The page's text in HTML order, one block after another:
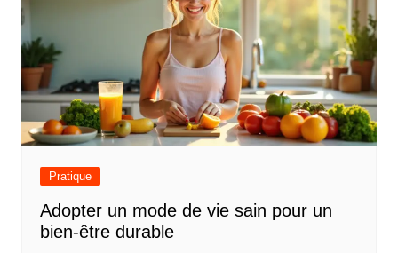
Pratique
Adopter un mode de vie sain pour un
bien-être durable